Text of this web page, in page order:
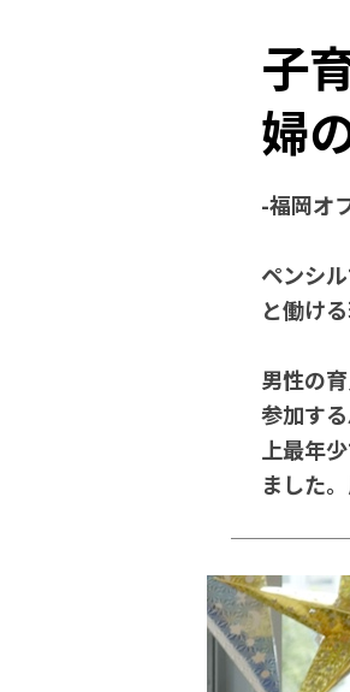
子
婦
-福岡オ
ペンシ
と働け
男性の
参加す
上最年
ました